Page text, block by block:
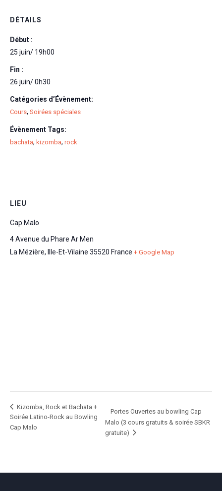
DÉTAILS
Début :
25 juin/ 19h00
Fin :
26 juin/ 0h30
Catégories d’Évènement:
Cours, Soirées spéciales
Évènement Tags:
bachata, kizomba, rock
LIEU
Cap Malo
4 Avenue du Phare Ar Men
La Mézière, Ille-Et-Vilaine 35520 France + Google Map
Kizomba, Rock et Bachata +
Soirée Latino-Rock au Bowling
Cap Malo
Portes Ouvertes au bowling Cap
Malo (3 cours gratuits & soirée SBKR
gratuite)